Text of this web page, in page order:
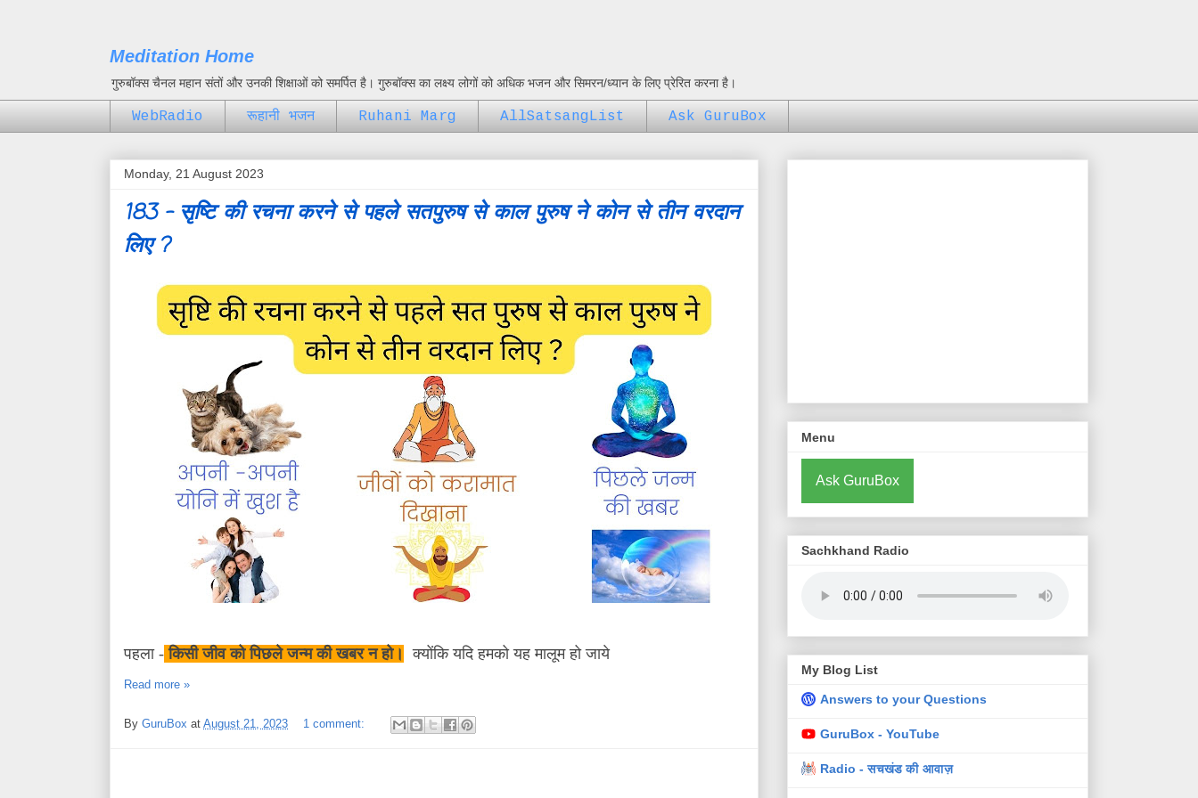
Meditation Home
गुरुबॉक्स चैनल महान संतों और उनकी शिक्षाओं को समर्पित है। गुरुबॉक्स का लक्ष्य लोगों को अधिक भजन और सिमरन/ध्यान के लिए प्रेरित करना है।
WebRadio रूहानी भजन Ruhani Marg AllSatsangList Ask GuruBox
Monday, 21 August 2023
183 - सृष्टि की रचना करने से पहले सतपुरुष से काल पुरुष ने कोन से तीन वरदान
लिए ?
पहला - किसी जीव को पिछले जन्म की खबर न हो। क्योंकि यदि हमको यह मालूम हो जाये
Read more »
By GuruBox at August 21, 2023 1 comment:
Menu
Ask GuruBox
Sachkhand Radio
My Blog List
Answers to your Questions
GuruBox - YouTube
Radio - सचखंड की आवाज़